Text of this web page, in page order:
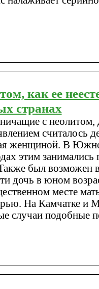
как ее
странах
с неолитом,
считалось
женщиной. В
этим занимались
был возможен
дочь в юном
месте
На Камчатке и
случаи подобные